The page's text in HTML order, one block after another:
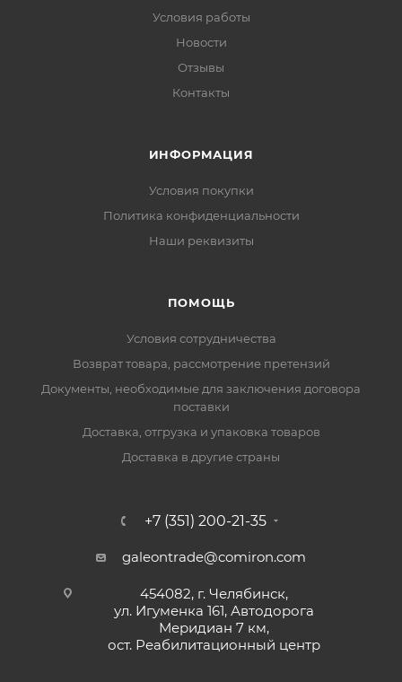
Условия работы
Новости
Отзывы
Контакты
ИНФОРМАЦИЯ
Условия покупки
Политика конфиденциальности
Наши реквизиты
ПОМОЩЬ
Условия сотрудничества
Возврат товара, рассмотрение претензий
Документы, необходимые для заключения договора
поставки
Доставка, отгрузка и упаковка товаров
Доставка в другие страны
+7 (351) 200-21-35
galeontrade@comiron.com
454082, г. Челябинск,
ул. Игуменка 161, Автодорога
Меридиан 7 км,
ост. Реабилитационный центр